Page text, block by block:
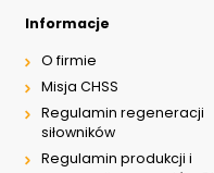
Informacje
O firmie
Misja CHSS
Regulamin regeneracji
siłowników
Regulamin produkcji i